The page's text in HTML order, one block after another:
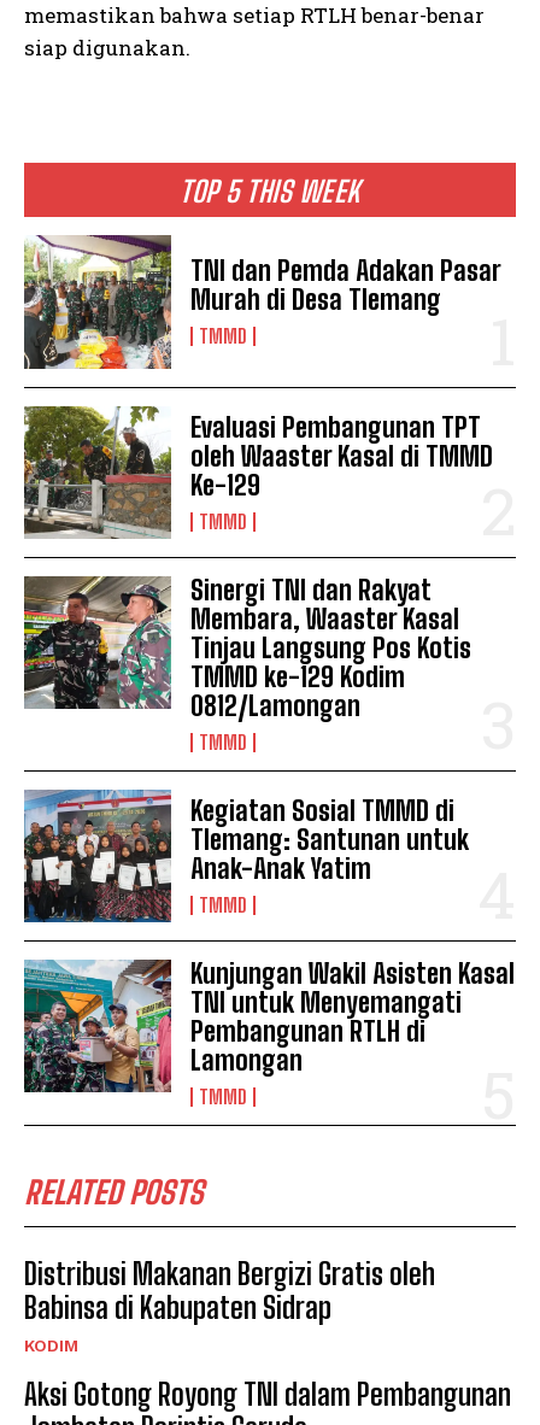
TOP 5 THIS WEEK
TNI dan Pemda Adakan Pasar
Murah di Desa Tlemang
TMMD
Evaluasi Pembangunan TPT
oleh Waaster Kasal di TMMD
Ke-129
TMMD
Sinergi TNI dan Rakyat
Membara, Waaster Kasal
Tinjau Langsung Pos Kotis
TMMD ke-129 Kodim
0812/Lamongan
TMMD
Kegiatan Sosial TMMD di
Tlemang: Santunan untuk
Anak-Anak Yatim
TMMD
Kunjungan Wakil Asisten Kasal
TNI untuk Menyemangati
Pembangunan RTLH di
Lamongan
TMMD
RELATED POSTS
Distribusi Makanan Bergizi Gratis oleh
Babinsa di Kabupaten Sidrap
KODIM
Aksi Gotong Royong TNI dalam Pembangunan
memastikan bahwa setiap RTLH benar-benar
siap digunakan.